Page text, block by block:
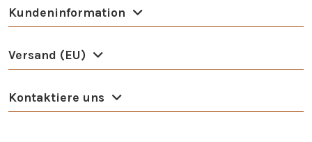
Kundeninformation
Versand (EU)
Kontaktiere uns